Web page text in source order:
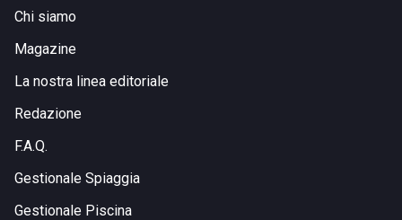
Chi siamo
Magazine
La nostra linea editoriale
Redazione
F.A.Q.
Gestionale Spiaggia
Gestionale Piscina